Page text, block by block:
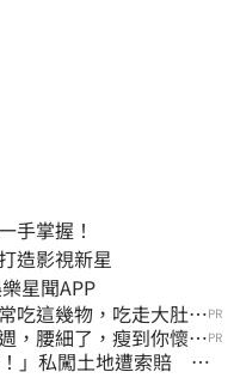
手掌握！
造影視新星
下載娛樂星聞APP
吃這幾物，吃走大肚
PR
，腰細了，瘦到你懷疑PR
」私闖土地遭索賠 崩